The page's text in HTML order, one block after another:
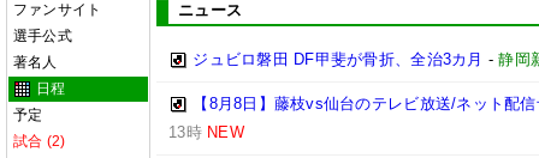
ファンサイト
選手公式
著名人
日程
予定
試合 (2)
ニュース
ジュビロ磐田 DF甲斐が骨折、全治3カ月 -静岡
【8月8日】藤枝vs仙台のテレビ放送/ネット配
13時 NEW